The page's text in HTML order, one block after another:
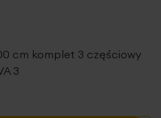
cm komplet 3 częściowy
3